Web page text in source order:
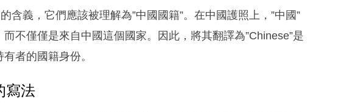
含義，它們應該被理解為”中國國籍”。在中國護照上，”中國”
不僅僅是來自中國這個國家。因此，將其翻譯為”Chinese”是
者的國籍身份。
寫法